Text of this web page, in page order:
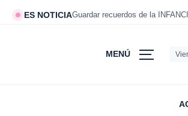
ES NOTICIAGuardar recuerdos de la
MENÚ